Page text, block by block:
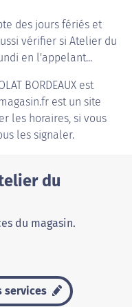
des jours fériés et
vérifier si Atelier du
en l'appelant...
BORDEAUX est
est un site
les horaires, si vous
les signaler.
du
du magasin.
services